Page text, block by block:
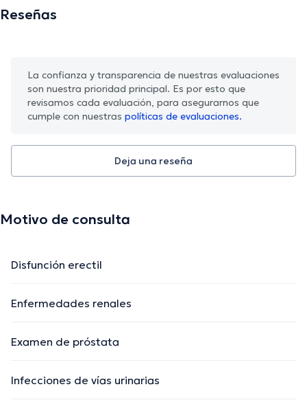
Reseñas
La confianza y transparencia de nuestras evaluaciones
son nuestra prioridad principal. Es por esto que
revisamos cada evaluación, para asegurarnos que
cumple con nuestras políticas de evaluaciones.
Deja una reseña
Motivo de consulta
Disfunción erectil
Enfermedades renales
Examen de próstata
Infecciones de vías urinarias